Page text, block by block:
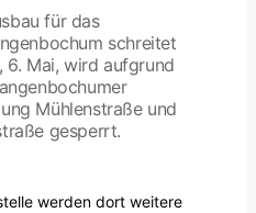
für das
schreitet
Mai, wird aufgrund
Mühlenstraße und
gesperrt.
werden dort weitere